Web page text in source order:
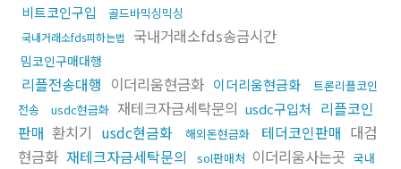
비트코인구입 골드바믹싱믹싱
국내거래소fds피하는법 국내거래소fds송금시간
밈코인구매대행
리플전송대행 이더리움현금화 이더리움현금화
트론리플코인
전송
usdc현금화 재테크자금세탁문의 usdc구입처
리플코인
판매 환치기 usdc현금화 해외돈현금화 테더코인판매 대검
현금화 재테크자금세탁문의 sol판매처 이더리움사는곳 국내